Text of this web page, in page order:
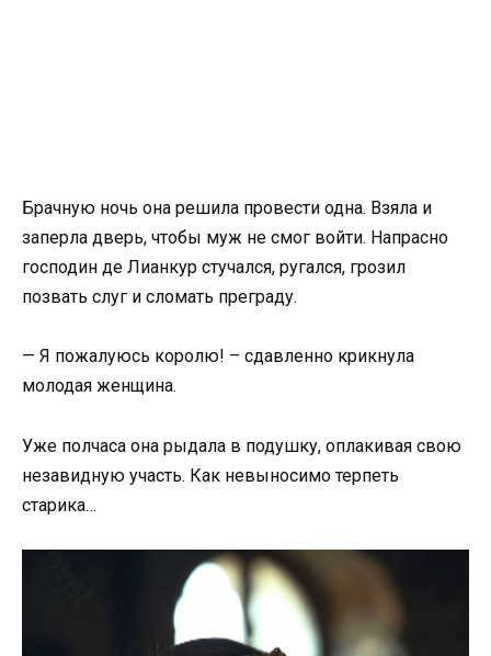
Брачную ночь она решила провести одна. Взяла и
заперла дверь, чтобы муж не смог войти. Напрасно
господин де Лианкур стучался, ругался, грозил
позвать слуг и сломать преграду.
— Я пожалуюсь королю! – сдавленно крикнула
молодая женщина.
Уже полчаса она рыдала в подушку, оплакивая свою
незавидную участь. Как невыносимо терпеть
старика…